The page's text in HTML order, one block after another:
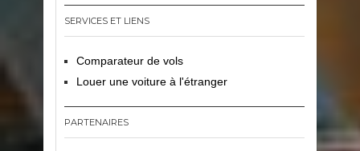
SERVICES ET LIENS
Comparateur de vols
Louer une voiture à l'étranger
PARTENAIRES